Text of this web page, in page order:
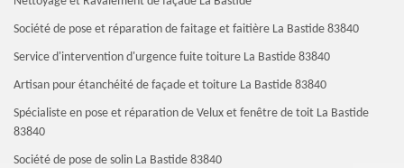
Société de pose et réparation de faitage et faitière La Bastide 83840
Service d'intervention d'urgence fuite toiture La Bastide 83840
Artisan pour étanchéité de façade et toiture La Bastide 83840
Spécialiste en pose et réparation de Velux et fenêtre de toit La Bastide
83840
Société de pose de solin La Bastide 83840